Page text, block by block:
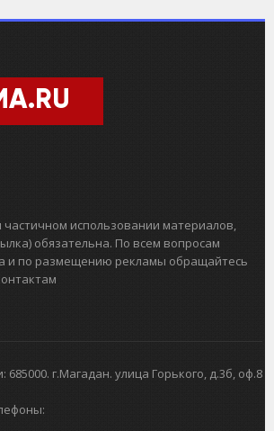
использовании материалов,
обязательна. По всем вопросам
и по размещению рекламы обращайтесь
685000. г.Магадан. улица Горького, д.3б, оф.8